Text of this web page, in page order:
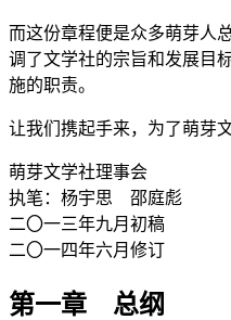
而这份章程便是众多萌芽人
调了文学社的宗旨和发展目
施的职责。
让我们携起手来，为了萌芽
萌芽文学社理事会
执笔：杨宇思 邵庭彪
二〇一三年九月初稿
二〇一四年六月修订
第一章 总纲